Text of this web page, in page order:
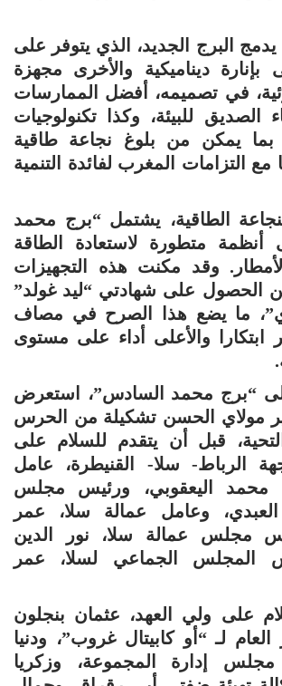
البرج الجديد، الذي يتوفر على
بإنارة ديناميكية والأخرى مجهزة
في تصميمه، أفضل الممارسات
الصديق للبيئة، وكذا تكنولوجيات
بما يمكن من بلوغ نجاعة طاقية
مع التزامات المغرب لفائدة التنمية
الطاقية، يشتمل “برج محمد
متطورة لاستعادة الطاقة
وقد مكنت هذه التجهيزات
من الحصول على شهادتي “ليد غولد”
ما يضع هذا الصرح في مصاف
ابتكارا والأعلى أداء على مستوى
“برج محمد السادس”، استعرض
مولاي الحسن تشكيلة من الحرس
قبل أن يتقدم للسلام على
الرباط- سلا- القنيطرة، عامل
محمد اليعقوبي، ورئيس مجلس
وعامل عمالة سلا، عمر
مجلس عمالة سلا، نور الدين
المجلس الجماعي لسلا، عمر
على ولي العهد، عثمان بنجلون
العام لـ “أو كابيتال غروب”، ودنيا
إدارة المجموعة، وزكريا